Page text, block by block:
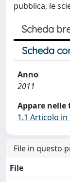
pubblica, le
Scheda
Scheda
Anno
2011
Appare nelle
1.1 Articolo in
File in questo
File